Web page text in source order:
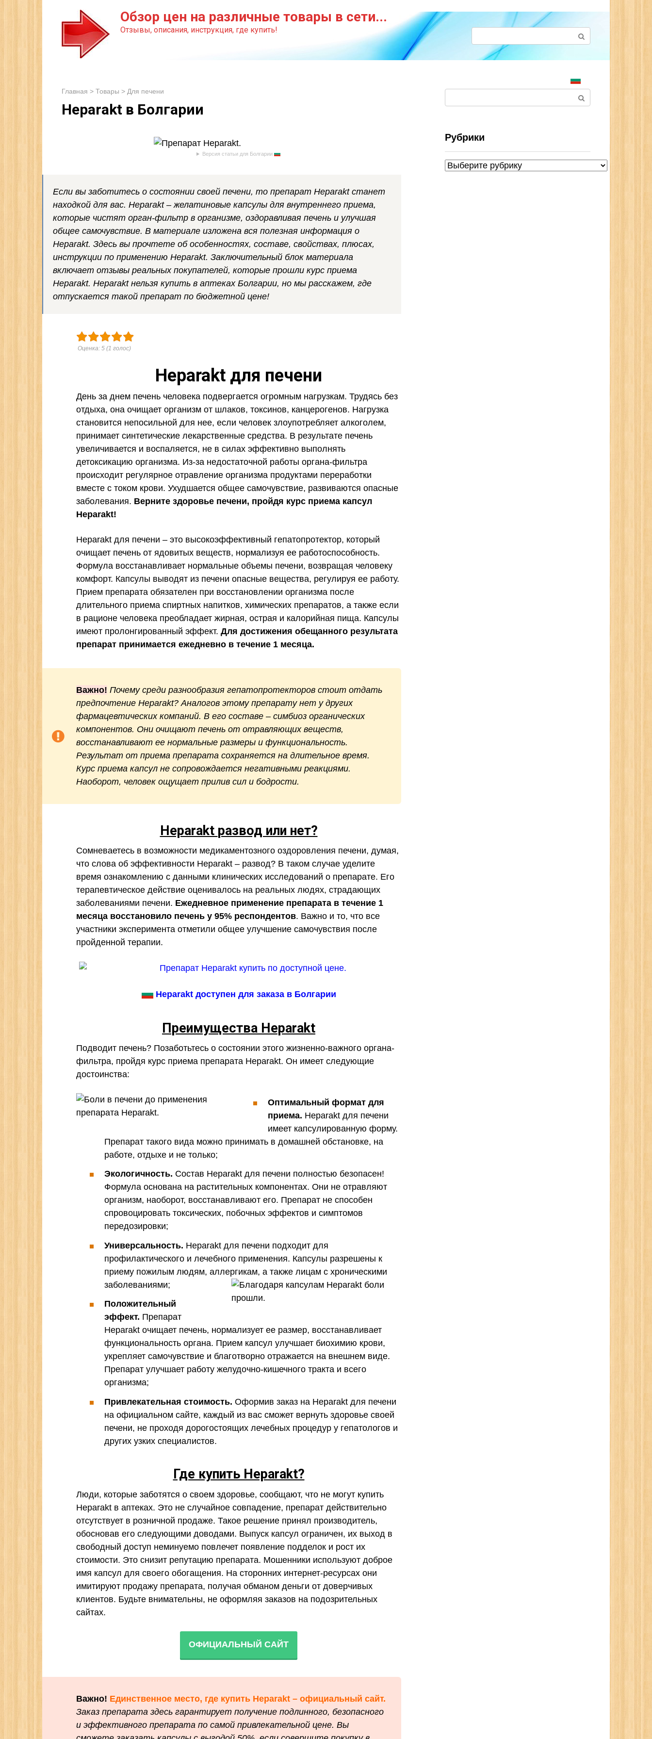
Обзор цен на различные товары в сети...
Отзывы, описания, инструкция, где купить!
Главная > Товары > Для печени
Heparakt в Болгарии
Версия статьи для Болгарии
Если вы заботитесь о состоянии своей печени, то препарат Heparakt станет
находкой для вас. Heparakt – желатиновые капсулы для внутреннего приема,
которые чистят орган-фильтр в организме, оздоравливая печень и улучшая
общее самочувствие. В материале изложена вся полезная информация о
Heparakt. Здесь вы прочтете об особенностях, составе, свойствах, плюсах,
инструкции по применению Heparakt. Заключительный блок материала
включает отзывы реальных покупателей, которые прошли курс приема
Heparakt. Heparakt нельзя купить в аптеках Болгарии, но мы расскажем, где
отпускается такой препарат по бюджетной цене!
Оценка: 5 (1 голос)
Heparakt для печени
День за днем печень человека подвергается огромным нагрузкам. Трудясь без
отдыха, она очищает организм от шлаков, токсинов, канцерогенов. Нагрузка
становится непосильной для нее, если человек злоупотребляет алкоголем,
принимает синтетические лекарственные средства. В результате печень
увеличивается и воспаляется, не в силах эффективно выполнять
детоксикацию организма. Из-за недостаточной работы органа-фильтра
происходит регулярное отравление организма продуктами переработки
вместе с током крови. Ухудшается общее самочувствие, развиваются опасные
заболевания. Верните здоровье печени, пройдя курс приема капсул
Heparakt!
Heparakt для печени – это высокоэффективный гепатопротектор, который
очищает печень от ядовитых веществ, нормализуя ее работоспособность.
Формула восстанавливает нормальные объемы печени, возвращая человеку
комфорт. Капсулы выводят из печени опасные вещества, регулируя ее работу.
Прием препарата обязателен при восстановлении организма после
длительного приема спиртных напитков, химических препаратов, а также если
в рационе человека преобладает жирная, острая и калорийная пища. Капсулы
имеют пролонгированный эффект. Для достижения обещанного результата
препарат принимается ежедневно в течение 1 месяца.
Важно! Почему среди разнообразия гепатопротекторов стоит отдать
предпочтение Heparakt? Аналогов этому препарату нет у других
фармацевтических компаний. В его составе – симбиоз органических
компонентов. Они очищают печень от отравляющих веществ,
восстанавливают ее нормальные размеры и функциональность.
Результат от приема препарата сохраняется на длительное время.
Курс приема капсул не сопровождается негативными реакциями.
Наоборот, человек ощущает прилив сил и бодрости.
Heparakt развод или нет?
Сомневаетесь в возможности медикаментозного оздоровления печени, думая,
что слова об эффективности Heparakt – развод? В таком случае уделите
время ознакомлению с данными клинических исследований о препарате. Его
терапевтическое действие оценивалось на реальных людях, страдающих
заболеваниями печени. Ежедневное применение препарата в течение 1
месяца восстановило печень у 95% респондентов. Важно и то, что все
участники эксперимента отметили общее улучшение самочувствия после
пройденной терапии.
Heparakt доступен для заказа в Болгарии
Преимущества Heparakt
Подводит печень? Позаботьтесь о состоянии этого жизненно-важного органа-
фильтра, пройдя курс приема препарата Heparakt. Он имеет следующие
достоинства:
Оптимальный формат для
приема. Heparakt для печени
имеет капсулированную форму.
Препарат такого вида можно принимать в домашней обстановке, на
работе, отдыхе и не только;
Экологичность. Состав Heparakt для печени полностью безопасен!
Формула основана на растительных компонентах. Они не отравляют
организм, наоборот, восстанавливают его. Препарат не способен
спровоцировать токсических, побочных эффектов и симптомов
передозировки;
Универсальность. Heparakt для печени подходит для
профилактического и лечебного применения. Капсулы разрешены к
приему пожилым людям, аллергикам, а также лицам с хроническими
заболеваниями;
Положительный
эффект. Препарат
Heparakt очищает печень, нормализует ее размер, восстанавливает
функциональность органа. Прием капсул улучшает биохимию крови,
укрепляет самочувствие и благотворно отражается на внешнем виде.
Препарат улучшает работу желудочно-кишечного тракта и всего
организма;
Привлекательная стоимость. Оформив заказ на Heparakt для печени
на официальном сайте, каждый из вас сможет вернуть здоровье своей
печени, не проходя дорогостоящих лечебных процедур у гепатологов и
других узких специалистов.
Где купить Heparakt?
Люди, которые заботятся о своем здоровье, сообщают, что не могут купить
Heparakt в аптеках. Это не случайное совпадение, препарат действительно
отсутствует в розничной продаже. Такое решение принял производитель,
обосновав его следующими доводами. Выпуск капсул ограничен, их выход в
свободный доступ неминуемо повлечет появление подделок и рост их
стоимости. Это снизит репутацию препарата. Мошенники используют доброе
имя капсул для своего обогащения. На сторонних интернет-ресурсах они
имитируют продажу препарата, получая обманом деньги от доверчивых
клиентов. Будьте внимательны, не оформляя заказов на подозрительных
сайтах.
ОФИЦИАЛЬНЫЙ САЙТ
Важно! Единственное место, где купить Heparakt – официальный сайт.
Заказ препарата здесь гарантирует получение подлинного, безопасного
и эффективного препарата по самой привлекательной цене. Вы
Рубрики
Рубрики